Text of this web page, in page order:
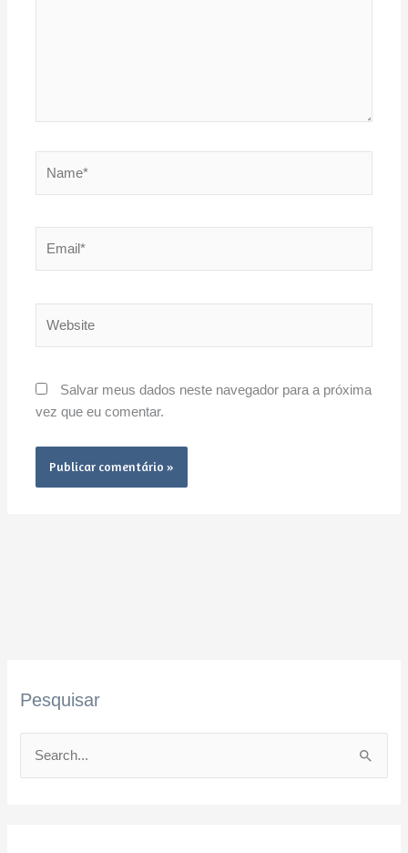
Salvar meus dados neste navegador para a próxima
vez que eu comentar.
Pesquisar